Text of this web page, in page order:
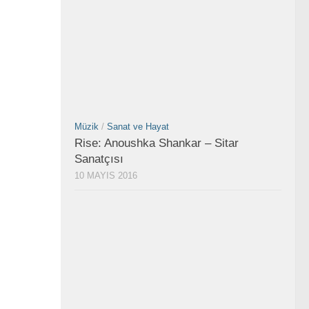
Müzik / Sanat ve Hayat
Rise: Anoushka Shankar – Sitar
Sanatçısı
10 MAYIS 2016